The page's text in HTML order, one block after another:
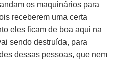
os maquinários para
receberem uma certa
eles ficam de boa aqui na
sendo destruída, para
dessas pessoas, que nem